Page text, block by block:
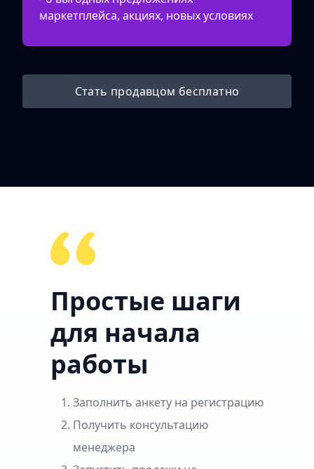
маркетплейса, акциях, новых условиях
Стать продавцом бесплатно
Простые шаги
для начала
работы
Заполнить анкету на регистрацию
Получить консультацию
менеджера